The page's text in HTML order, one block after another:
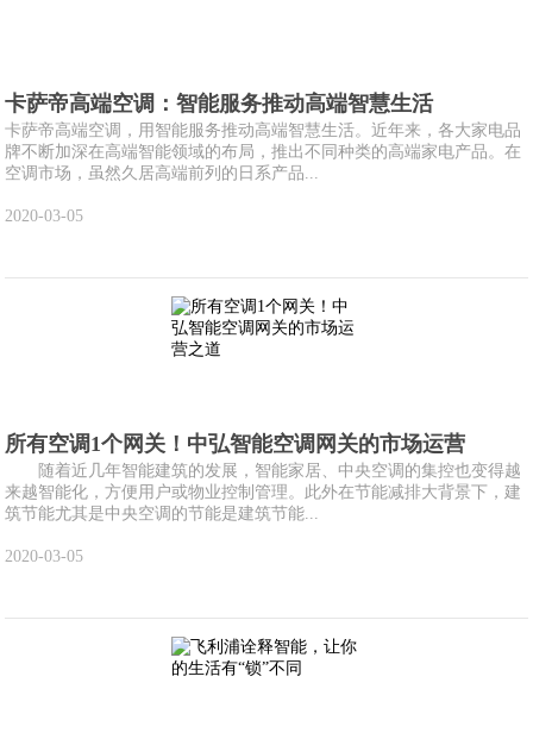
卡萨帝高端空调：智能服务推动高端智慧生活
卡萨帝高端空调，用智能服务推动高端智慧生活。近年来，各大家电品
牌不断加深在高端智能领域的布局，推出不同种类的高端家电产品。在
空调市场，虽然久居高端前列的日系产品...
2020-03-05
所有空调1个网关！中弘智能空调网关的市场运营
随着近几年智能建筑的发展，智能家居、中央空调的集控也变得越
来越智能化，方便用户或物业控制管理。此外在节能减排大背景下，建
筑节能尤其是中央空调的节能是建筑节能...
2020-03-05